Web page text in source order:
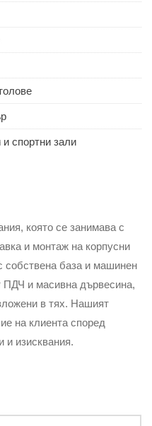
спортни зали
която се занимава с
и монтаж на корпусни
собствена база и машинен
ПДЧ и масивна дървесина,
в тях. Нашият
на клиента според
и изисквания.